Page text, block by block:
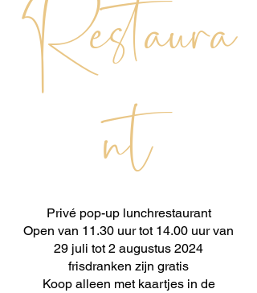
Restaura
nt
Privé pop-up lunchrestaurant
Open van 11.30 uur tot 14.00 uur van
29 juli tot 2 augustus 2024
frisdranken zijn gratis
Koop alleen met kaartjes in de